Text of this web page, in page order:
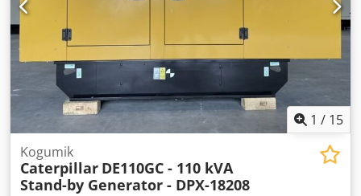
1 / 15
Kogumik
Caterpillar DE110GC - 110 kVA
Stand-by Generator - DPX-18208